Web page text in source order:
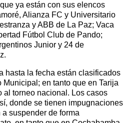
ya están con sus elencos
Alianza FC y Universitario
y ABB de La Paz; Vaca
Fútbol Club de Pando;
Junior y 24 de
hasta la fecha están clasificados
en tanto que en Tarija
al torneo nacional. Los casos
donde se tienen impugnaciones
suspender de forma